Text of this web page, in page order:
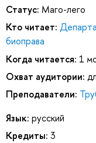
Статус: Маго-лего
Кто читает:
биоправа
Когда читается: 1
Охват аудитории:
Преподаватели:
Язык: русский
Кредиты: 3